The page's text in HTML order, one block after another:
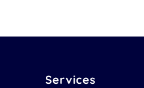
Services